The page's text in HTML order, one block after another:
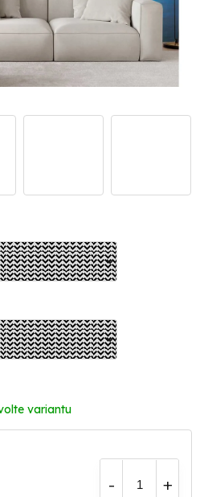
variantu